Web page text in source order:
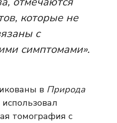
которые не
с
симптомами».
в Природа
томография с